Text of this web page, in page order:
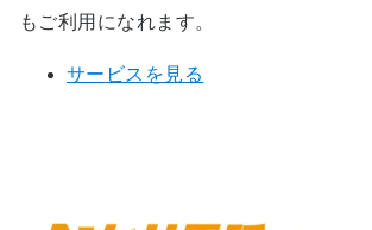
もご利用になれます。
サービスを見る